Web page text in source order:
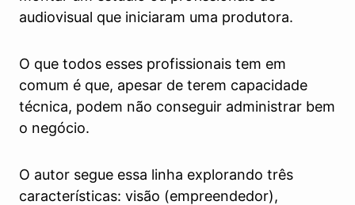
audiovisual que iniciaram uma produtora.
O que todos esses profissionais tem em
comum é que, apesar de terem capacidade
técnica, podem não conseguir administrar bem
o negócio.
O autor segue essa linha explorando três
características: visão (empreendedor),